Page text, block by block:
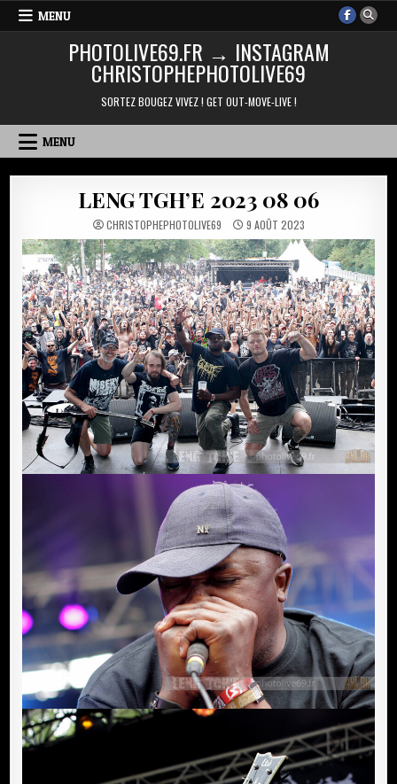
Skip
MENU
PHOTOLIVE69.FR → INSTAGRAM
CHRISTOPHEPHOTOLIVE69
SORTEZ BOUGEZ VIVEZ ! GET OUT-MOVE-LIVE !
MENU
LENG TGH’E 2023 08 06
CHRISTOPHEPHOTOLIVE69 9 AOÛT 2023